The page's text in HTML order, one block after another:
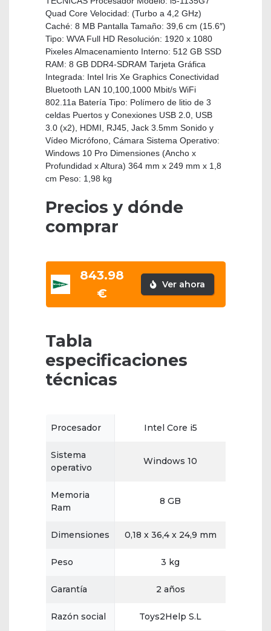
Quad Core Velocidad: (Turbo a 4,2 GHz)
Caché: 8 MB Pantalla Tamaño: 39,6 cm (15.6″)
Tipo: WVA Full HD Resolución: 1920 x 1080
Pixeles Almacenamiento Interno: 512 GB SSD
RAM: 8 GB DDR4-SDRAM Tarjeta Gráfica
Integrada: Intel Iris Xe Graphics Conectividad
Bluetooth LAN 10,100,1000 Mbit/s WiFi
802.11a Batería Tipo: Polímero de litio de 3
celdas Puertos y Conexiones USB 2.0, USB
3.0 (x2), HDMI, RJ45, Jack 3.5mm Sonido y
Vídeo Micrófono, Cámara Sistema Operativo:
Windows 10 Pro Dimensiones (Ancho x
Profundidad x Altura) 364 mm x 249 mm x 1,8
cm Peso: 1,98 kg
Precios y dónde
comprar
843.98
€
Ver ahora
Tabla
especificaciones
técnicas
Procesador Intel Core i5
Sistema
operativo
Windows 10
Memoria
Ram
8 GB
Dimensiones 0,18 x 36,4 x 24,9 mm
Peso 3 kg
Garantía 2 años
Razón social Toys2Help S.L